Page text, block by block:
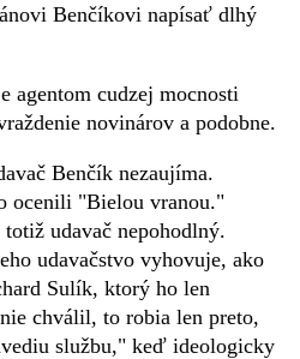
Benčíkovi napísať dlhý
agentom cudzej mocnosti
novinárov a podobne.
Benčík nezaujíma.
ocenili "Bielou vranou."
udavač nepohodlný.
udavačstvo vyhovuje, ako
Sulík, ktorý ho len
chválil, to robia len preto,
službu," keď ideologicky